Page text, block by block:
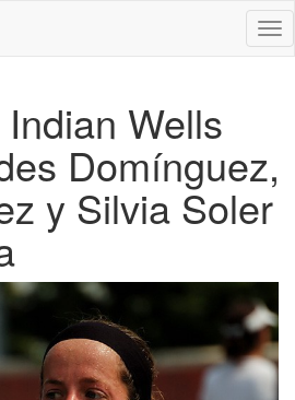
Wells
Domínguez,
y Silvia Soler